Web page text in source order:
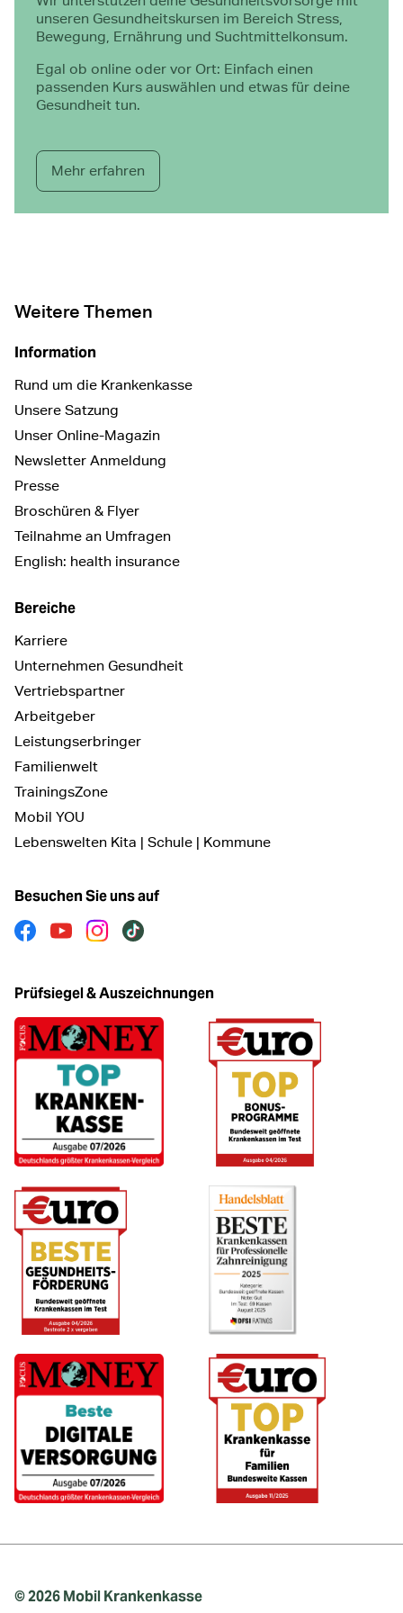
unseren Gesundheitskursen im Bereich Stress,
Bewegung, Ernährung und Suchtmittelkonsum.
Egal ob online oder vor Ort: Einfach einen
passenden Kurs auswählen und etwas für deine
Gesundheit tun.
Mehr erfahren
Weitere Themen
Information
Rund um die Krankenkasse
Unsere Satzung
Unser Online-Magazin
Newsletter Anmeldung
Presse
Broschüren & Flyer
Teilnahme an Umfragen
English: health insurance
Bereiche
Karriere
Unternehmen Gesundheit
Vertriebspartner
Arbeitgeber
Leistungserbringer
Familienwelt
TrainingsZone
Mobil YOU
Lebenswelten Kita | Schule | Kommune
Besuchen Sie uns auf
FacebookYoutubeInstagram
Tiktok
Prüfsiegel & Auszeichnungen
© 2026 Mobil Krankenkasse